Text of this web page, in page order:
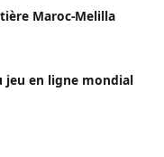
Maroc-Melilla
jeu en ligne mondial